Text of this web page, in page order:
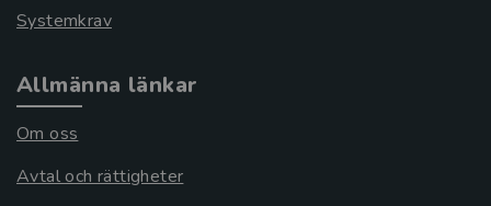
Systemkrav
Allmänna länkar
Om oss
Avtal och rättigheter